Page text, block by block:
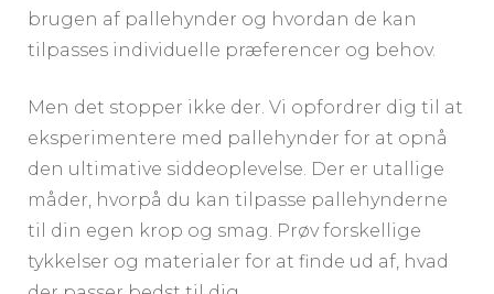
brugen af pallehynder og hvordan de kan
tilpasses individuelle præferencer og behov.
Men det stopper ikke der. Vi opfordrer dig til at
eksperimentere med pallehynder for at opnå
den ultimative siddeoplevelse. Der er utallige
måder, hvorpå du kan tilpasse pallehynderne
til din egen krop og smag. Prøv forskellige
tykkelser og materialer for at finde ud af, hvad